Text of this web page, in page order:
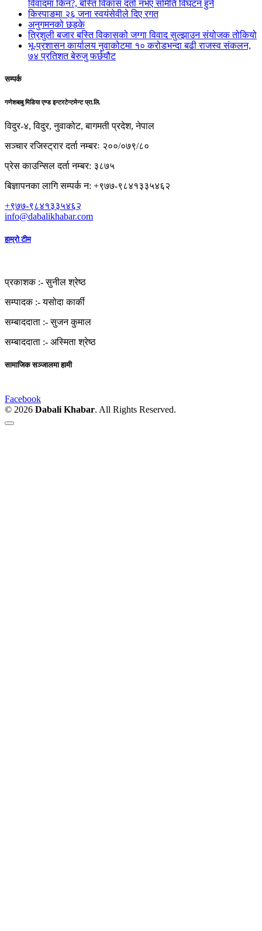
विवादमा किन?, बस्ति विकास दर्ता नभए समिति विघटन हुने
किस्पाङमा २६ जना स्वयंसेवीले दिए रगत
अनुगमनको छड्के
त्रिशुली बजार बस्ति विकासको जग्गा विवाद सुल्झाउन संयोजक तोकियो
भू-प्रशासन कार्यालय नुवाकोटमा १० करोडभन्दा बढी राजस्व संकलन,
७४ प्रतिशत बेरुजु फर्छयौट
सम्पर्क
गणेशबाबु मिडिया एण्ड इन्टरटेन्टमेन्ट प्रा.लि.
विदुर-४, विदुर, नुवाकोट, बागमती प्रदेश, नेपाल
सञ्चार रजिस्ट्रार दर्ता नम्बरः २००/०७९/८०
प्रेस काउन्सिल दर्ता नम्बर: ३८७५
बिज्ञापनका लागि सम्पर्क न: +९७७-९८४१३३५४६२
+९७७-९८४१३३५४६२
info@dabalikhabar.com
हाम्रो टीम
प्रकाशक :-सुनील श्रेष्ठ
सम्पादक :-यसोदा कार्की
सम्बाददाता :-सुजन कुमाल
सम्बाददाता :- अस्मिता श्रेष्ठ
सामाजिक सञ्जालमा हामी
Facebook
© 2026 Dabali Khabar. All Rights Reserved.